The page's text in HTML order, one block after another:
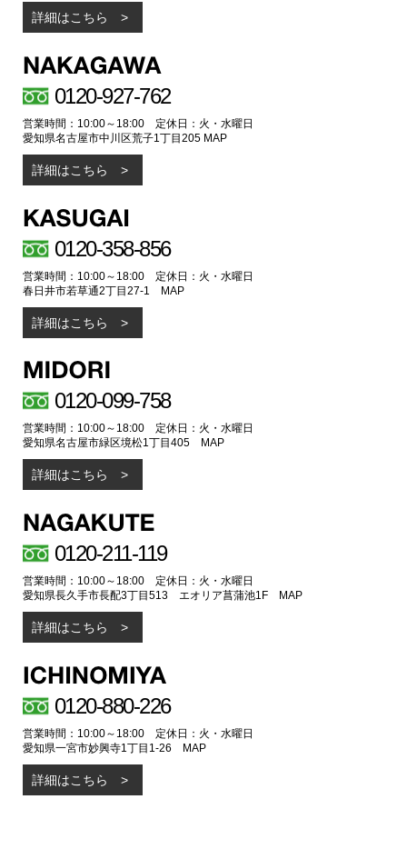
詳細はこちら
0120-927-762
営業時間：10:00～18:00 定休日：火・水曜日
愛知県名古屋市中川区荒子1丁目205 MAP
詳細はこちら
0120-358-856
営業時間：10:00～18:00 定休日：火・水曜日
春日井市若草通2丁目27-1 MAP
詳細はこちら
0120-099-758
営業時間：10:00～18:00 定休日：火・水曜日
愛知県名古屋市緑区境松1丁目405
MAP
詳細はこちら
0120-211-119
営業時間：10:00～18:00 定休日：火・水曜日
愛知県長久手市長配3丁目513 エオリア菖蒲池1F
MAP
詳細はこちら
0120-880-226
営業時間：10:00～18:00 定休日：火・水曜日
愛知県一宮市妙興寺1丁目1-26
MAP
詳細はこちら